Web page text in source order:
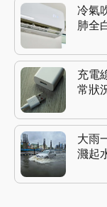
冷氣
肺全
充電
常狀
大雨
濺起